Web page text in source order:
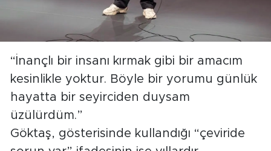
“İnançlı bir insanı kırmak gibi bir amacım
kesinlikle yoktur. Böyle bir yorumu günlük
hayatta bir seyirciden duysam
üzülürdüm.”
Göktaş, gösterisinde kullandığı “çeviride